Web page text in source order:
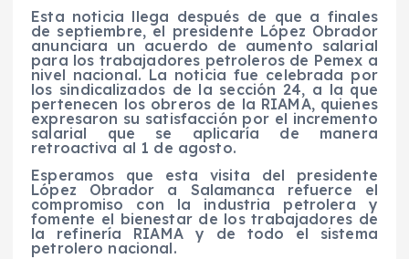
Esta noticia llega después de que a finales
de septiembre, el presidente López Obrador
anunciara un acuerdo de aumento salarial
para los trabajadores petroleros de Pemex a
nivel nacional. La noticia fue celebrada por
los sindicalizados de la sección 24, a la que
pertenecen los obreros de la RIAMA, quienes
expresaron su satisfacción por el incremento
salarial que se aplicaría de manera
retroactiva al 1 de agosto.
Esperamos que esta visita del presidente
López Obrador a Salamanca refuerce el
compromiso con la industria petrolera y
fomente el bienestar de los trabajadores de
la refinería RIAMA y de todo el sistema
petrolero nacional.